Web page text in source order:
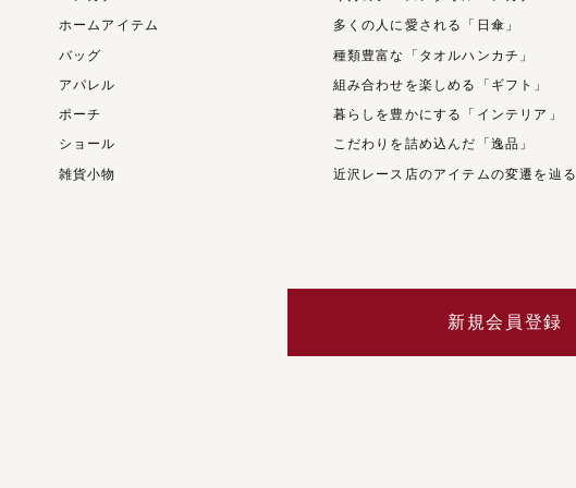
ホームアイテム
バッグ
アパレル
ポーチ
ショール
雑貨小物
多くの人に愛される「日傘」
種類豊富な「タオルハンカチ」
組み合わせを楽しめる「ギフト」
暮らしを豊かにする「インテリア」
こだわりを詰め込んだ「逸品」
近沢レース店のアイテムの変遷を辿る
新規会員登録